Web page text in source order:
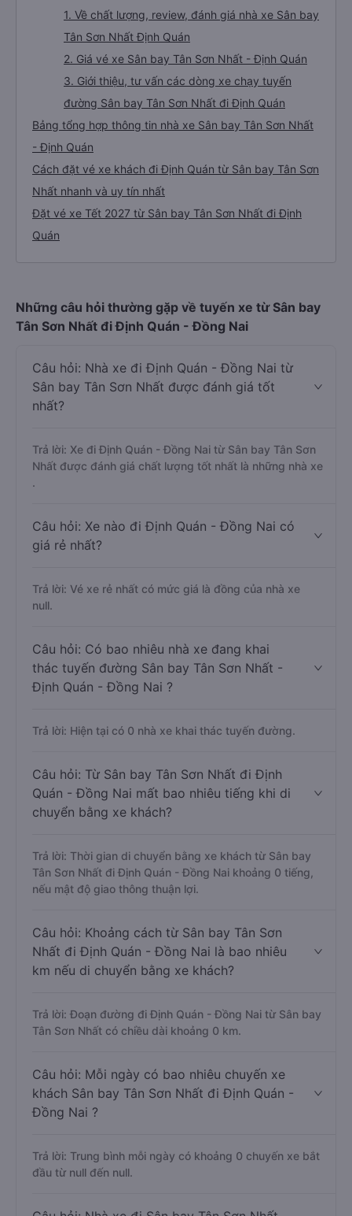
1. Về chất lượng, review, đánh giá nhà xe Sân bay
Tân Sơn Nhất Định Quán
2. Giá vé xe Sân bay Tân Sơn Nhất - Định Quán
3. Giới thiệu, tư vấn các dòng xe chạy tuyến
đường Sân bay Tân Sơn Nhất đi Định Quán
Bảng tổng hợp thông tin nhà xe Sân bay Tân Sơn Nhất
- Định Quán
Cách đặt vé xe khách đi Định Quán từ Sân bay Tân Sơn
Nhất nhanh và uy tín nhất
Đặt vé xe Tết 2027 từ Sân bay Tân Sơn Nhất đi Định
Quán
Những câu hỏi thường gặp về tuyến xe từ Sân bay
Tân Sơn Nhất đi Định Quán - Đồng Nai
Câu hỏi: Nhà xe đi Định Quán - Đồng Nai từ
Sân bay Tân Sơn Nhất được đánh giá tốt
nhất?
Trả lời: Xe đi Định Quán - Đồng Nai từ Sân bay Tân Sơn
Nhất được đánh giá chất lượng tốt nhất là những nhà xe
.
Câu hỏi: Xe nào đi Định Quán - Đồng Nai có
giá rẻ nhất?
Trả lời: Vé xe rẻ nhất có mức giá là đồng của nhà xe
null.
Câu hỏi: Có bao nhiêu nhà xe đang khai
thác tuyến đường Sân bay Tân Sơn Nhất -
Định Quán - Đồng Nai ?
Trả lời: Hiện tại có 0 nhà xe khai thác tuyến đường.
Câu hỏi: Từ Sân bay Tân Sơn Nhất đi Định
Quán - Đồng Nai mất bao nhiêu tiếng khi di
chuyển bằng xe khách?
Trả lời: Thời gian di chuyển bằng xe khách từ Sân bay
Tân Sơn Nhất đi Định Quán - Đồng Nai khoảng 0 tiếng,
nếu mật độ giao thông thuận lợi.
Câu hỏi: Khoảng cách từ Sân bay Tân Sơn
Nhất đi Định Quán - Đồng Nai là bao nhiêu
km nếu di chuyển bằng xe khách?
Trả lời: Đoạn đường đi Định Quán - Đồng Nai từ Sân bay
Tân Sơn Nhất có chiều dài khoảng 0 km.
Câu hỏi: Mỗi ngày có bao nhiêu chuyến xe
khách Sân bay Tân Sơn Nhất đi Định Quán -
Đồng Nai ?
Trả lời: Trung bình mỗi ngày có khoảng 0 chuyến xe bắt
đầu từ null đến null.